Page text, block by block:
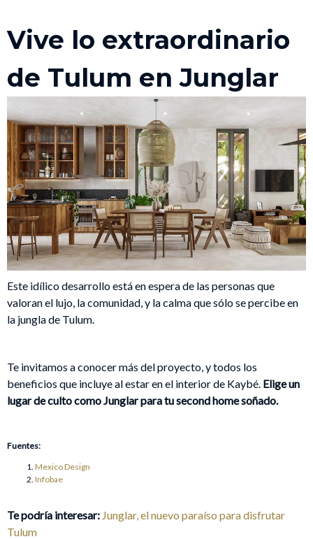
Vive lo extraordinario
de Tulum en Junglar
Este idílico desarrollo está en espera de las personas que
valoran el lujo, la comunidad, y la calma que sólo se percibe en
la jungla de Tulum.
Te invitamos a conocer más del proyecto, y todos los
beneficios que incluye al estar en el interior de Kaybé. Elige un
lugar de culto como Junglar para tu second home soñado.
Fuentes:
Mexico Design
Infobae
Te podría interesar: Junglar, el nuevo paraíso para disfrutar
Tulum